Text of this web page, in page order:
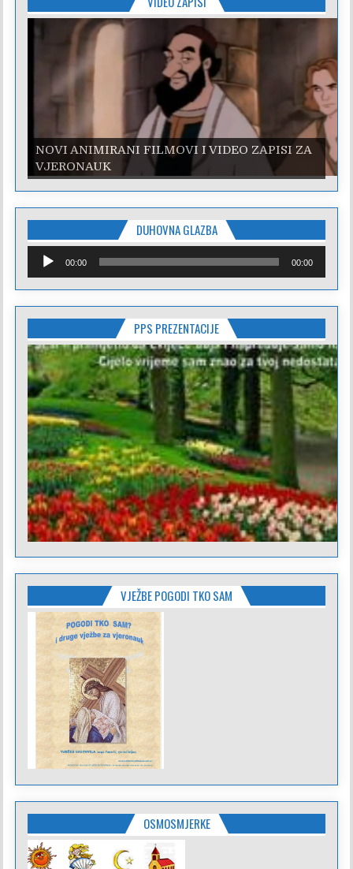
NOVI ANIMIRANI FILMOVI I VIDEO ZAPISI ZA
VJERONAUK
DUHOVNA GLAZBA
Reproduktor
audiozapisa
00:00 00:00
PPS PREZENTACIJE
VJEŽBE POGODI TKO SAM
OSMOSMJERKE